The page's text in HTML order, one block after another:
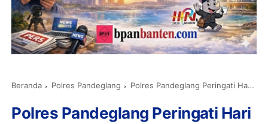
Beranda Polres Pandeglang Polres Pandeglang Peringati Hari Lahir Pancasila, Berkomitmen Jaga Kamtibmas Kondusif
Polres Pandeglang Peringati Hari